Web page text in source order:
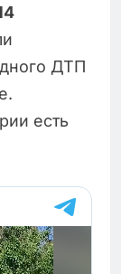
ДТП
есть